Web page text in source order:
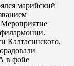
марийский
Мероприятие
Калтасинского,
в фойе